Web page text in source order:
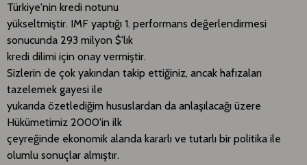
Türkiye'nin kredi notunu
yükseltmiştir. IMF yaptığı 1. performans değerlendirmesi
sonucunda 293 milyon $'lık
kredi dilimi için onay vermiştir.
Sizlerin de çok yakından takip ettiğiniz, ancak hafızaları
tazelemek gayesi ile
yukarıda özetlediğim hususlardan da anlaşılacağı üzere
Hükümetimiz 2000'in ilk
çeyreğinde ekonomik alanda kararlı ve tutarlı bir politika ile
olumlu sonuçlar almıştır.